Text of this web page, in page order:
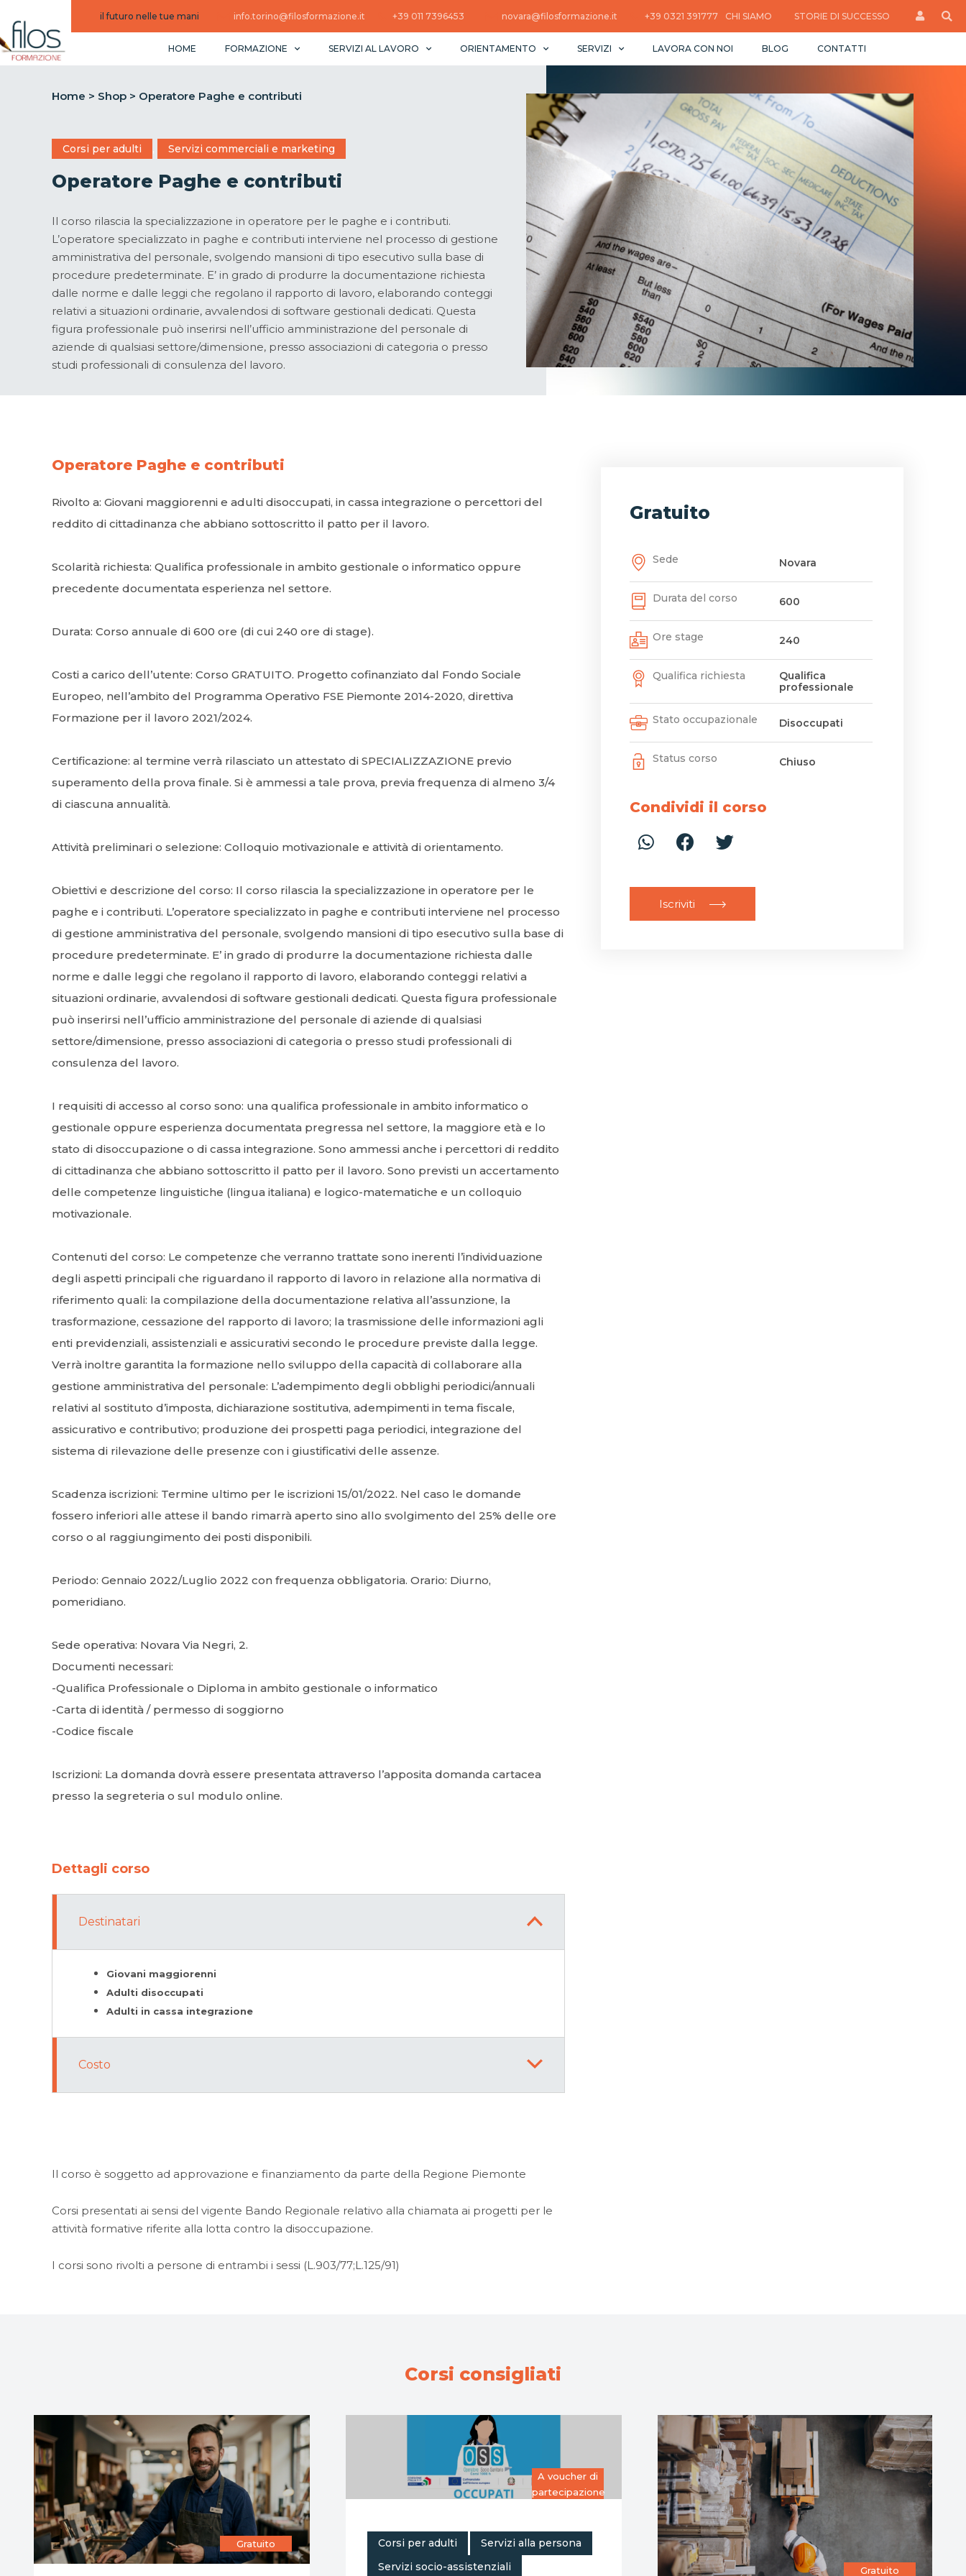
il futuro nelle tue mani info.torino@filosformazione.it +39 011 7396453 ​ novara@filosformazione.it +39 0321 391777 CHI SIAMO STORIE DI SUCCESSO
HOME FORMAZIONE SERVIZI AL LAVORO ORIENTAMENTO SERVIZI LAVORA CON NOI BLOG CONTATTI
Home > Shop > Operatore Paghe e contributi
Corsi per adulti , Servizi commerciali e marketing
Operatore Paghe e contributi
Il corso rilascia la specializzazione in operatore per le paghe e i contributi.
L’operatore specializzato in paghe e contributi interviene nel processo di gestione
amministrativa del personale, svolgendo mansioni di tipo esecutivo sulla base di
procedure predeterminate. E’ in grado di produrre la documentazione richiesta
dalle norme e dalle leggi che regolano il rapporto di lavoro, elaborando conteggi
relativi a situazioni ordinarie, avvalendosi di software gestionali dedicati. Questa
figura professionale può inserirsi nell’ufficio amministrazione del personale di
aziende di qualsiasi settore/dimensione, presso associazioni di categoria o presso
studi professionali di consulenza del lavoro.
Operatore Paghe e contributi
Rivolto a: Giovani maggiorenni e adulti disoccupati, in cassa integrazione o percettori del
reddito di cittadinanza che abbiano sottoscritto il patto per il lavoro.
Scolarità richiesta: Qualifica professionale in ambito gestionale o informatico oppure
precedente documentata esperienza nel settore.
Durata: Corso annuale di 600 ore (di cui 240 ore di stage).
Costi a carico dell’utente: Corso GRATUITO. Progetto cofinanziato dal Fondo Sociale
Europeo, nell’ambito del Programma Operativo FSE Piemonte 2014-2020, direttiva
Formazione per il lavoro 2021/2024.
Certificazione: al termine verrà rilasciato un attestato di SPECIALIZZAZIONE previo
superamento della prova finale. Si è ammessi a tale prova, previa frequenza di almeno 3/4
di ciascuna annualità.
Attività preliminari o selezione: Colloquio motivazionale e attività di orientamento.
Obiettivi e descrizione del corso: Il corso rilascia la specializzazione in operatore per le
paghe e i contributi. L’operatore specializzato in paghe e contributi interviene nel processo
di gestione amministrativa del personale, svolgendo mansioni di tipo esecutivo sulla base di
procedure predeterminate. E’ in grado di produrre la documentazione richiesta dalle
norme e dalle leggi che regolano il rapporto di lavoro, elaborando conteggi relativi a
situazioni ordinarie, avvalendosi di software gestionali dedicati. Questa figura professionale
può inserirsi nell’ufficio amministrazione del personale di aziende di qualsiasi
settore/dimensione, presso associazioni di categoria o presso studi professionali di
consulenza del lavoro.
I requisiti di accesso al corso sono: una qualifica professionale in ambito informatico o
gestionale oppure esperienza documentata pregressa nel settore, la maggiore età e lo
stato di disoccupazione o di cassa integrazione. Sono ammessi anche i percettori di reddito
di cittadinanza che abbiano sottoscritto il patto per il lavoro. Sono previsti un accertamento
delle competenze linguistiche (lingua italiana) e logico-matematiche e un colloquio
motivazionale.
Contenuti del corso: Le competenze che verranno trattate sono inerenti l’individuazione
degli aspetti principali che riguardano il rapporto di lavoro in relazione alla normativa di
riferimento quali: la compilazione della documentazione relativa all’assunzione, la
trasformazione, cessazione del rapporto di lavoro; la trasmissione delle informazioni agli
enti previdenziali, assistenziali e assicurativi secondo le procedure previste dalla legge.
Verrà inoltre garantita la formazione nello sviluppo della capacità di collaborare alla
gestione amministrativa del personale: L’adempimento degli obblighi periodici/annuali
relativi al sostituto d’imposta, dichiarazione sostitutiva, adempimenti in tema fiscale,
assicurativo e contributivo; produzione dei prospetti paga periodici, integrazione del
sistema di rilevazione delle presenze con i giustificativi delle assenze.
Scadenza iscrizioni: Termine ultimo per le iscrizioni 15/01/2022. Nel caso le domande
fossero inferiori alle attese il bando rimarrà aperto sino allo svolgimento del 25% delle ore
corso o al raggiungimento dei posti disponibili.
Periodo: Gennaio 2022/Luglio 2022 con frequenza obbligatoria. Orario: Diurno,
pomeridiano.
Sede operativa: Novara Via Negri, 2.
Documenti necessari:
-Qualifica Professionale o Diploma in ambito gestionale o informatico
-Carta di identità / permesso di soggiorno
-Codice fiscale
Iscrizioni: La domanda dovrà essere presentata attraverso l’apposita domanda cartacea
presso la segreteria o sul modulo online.
Dettagli corso
Destinatari
Giovani maggiorenni
Adulti disoccupati
Adulti in cassa integrazione
Costo
Il corso è soggetto ad approvazione e finanziamento da parte della Regione Piemonte
Corsi presentati ai sensi del vigente Bando Regionale relativo alla chiamata ai progetti per le
attività formative riferite alla lotta contro la disoccupazione.
I corsi sono rivolti a persone di entrambi i sessi (L.903/77;L.125/91)
Gratuito
Sede Novara
Durata del corso 600
Ore stage 240
Qualifica richiesta
Qualifica
professionale
Stato occupazionale Disoccupati
Status corso Chiuso
Condividi il corso
Iscriviti
Corsi consigliati
A voucher di
partecipazione
Corsi per adulti , Servizi alla persona ,
Servizi socio-assistenziali , gratuito